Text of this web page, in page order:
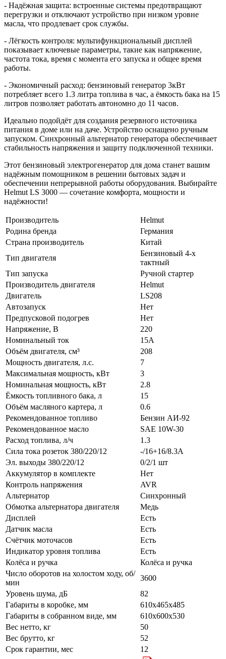
- Надёжная защита: встроенные системы предотвращают
перегрузки и отключают устройство при низком уровне
масла, что продлевает срок службы.
- Лёгкость контроля: мультифункциональный дисплей
показывает ключевые параметры, такие как напряжение,
частота тока, время с момента его запуска и общее время
работы.
- Экономичный расход: бензиновый генератор 3кВт
потребляет всего 1.3 литра топлива в час, а ёмкость бака на 15
литров позволяет работать автономно до 11 часов.
Идеально подойдёт для создания резервного источника
питания в доме или на даче. Устройство оснащено ручным
запуском. Синхронный альтернатор генератора обеспечивает
стабильность напряжения и защиту подключенной техники.
Этот бензиновый электрогенератор для дома станет вашим
надёжным помощником в решении бытовых задач и
обеспечении непрерывной работы оборудования. Выбирайте
Helmut LS 3000 — сочетание комфорта, мощности и
надёжности!
Производитель
Helmut
Родина бренда
Германия
Страна производитель
Китай
Тип двигателя
Бензиновый 4-х
тактный
Тип запуска
Ручной стартер
Производитель двигателя
Helmut
Двигатель
LS208
Автозапуск
Нет
Предпусковой подогрев
Нет
Напряжение, В
220
Номинальный ток
15А
Объём двигателя, см³
208
Мощность двигателя, л.с.
7
Максимальная мощность, кВт
3
Номинальная мощность, кВт
2.8
Ёмкость топливного бака, л
15
Объём масляного картера, л
0.6
Рекомендованное топливо
Бензин АИ-92
Рекомендованное масло
SAE 10W-30
Расход топлива, л/ч
1.3
Сила тока розеток 380/220/12
-/16+16/8.3А
Эл. выходы 380/220/12
0/2/1 шт
Аккумулятор в комплекте
Нет
Контроль напряжения
AVR
Альтернатор
Синхронный
Обмотка альтернатора двигателя
Медь
Дисплей
Есть
Датчик масла
Есть
Счётчик моточасов
Есть
Индикатор уровня топлива
Есть
Колёса и ручка
Колёса и ручка
Число оборотов на холостом ходу, об/
мин
3600
Уровень шума, дБ
82
Габариты в коробке, мм
610x465x485
Габариты в собранном виде, мм
610х600х530
Вес нетто, кг
50
Вес брутто, кг
52
Срок гарантии, мес
12